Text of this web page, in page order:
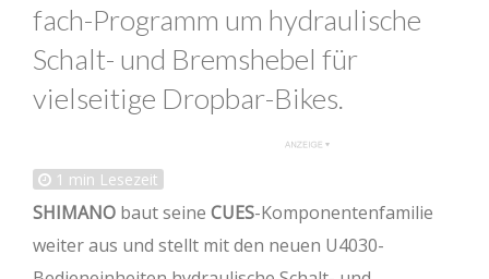
fach-Programm um hydraulische
Schalt- und Bremshebel für
vielseitige Dropbar-Bikes.
1 min Lesezeit
SHIMANO baut seine CUES-Komponentenfamilie
weiter aus und stellt mit den neuen U4030-